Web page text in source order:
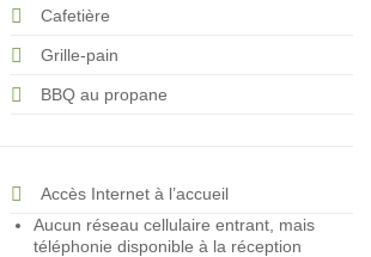
Cafetière
Grille-pain
BBQ au propane
Accès Internet à l’accueil
Aucun réseau cellulaire entrant, mais
téléphonie disponible à la réception